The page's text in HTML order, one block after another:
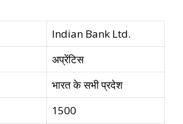
Indian Bank Ltd.
अप्रेंटिस
भारत के सभी प्रदेश
1500